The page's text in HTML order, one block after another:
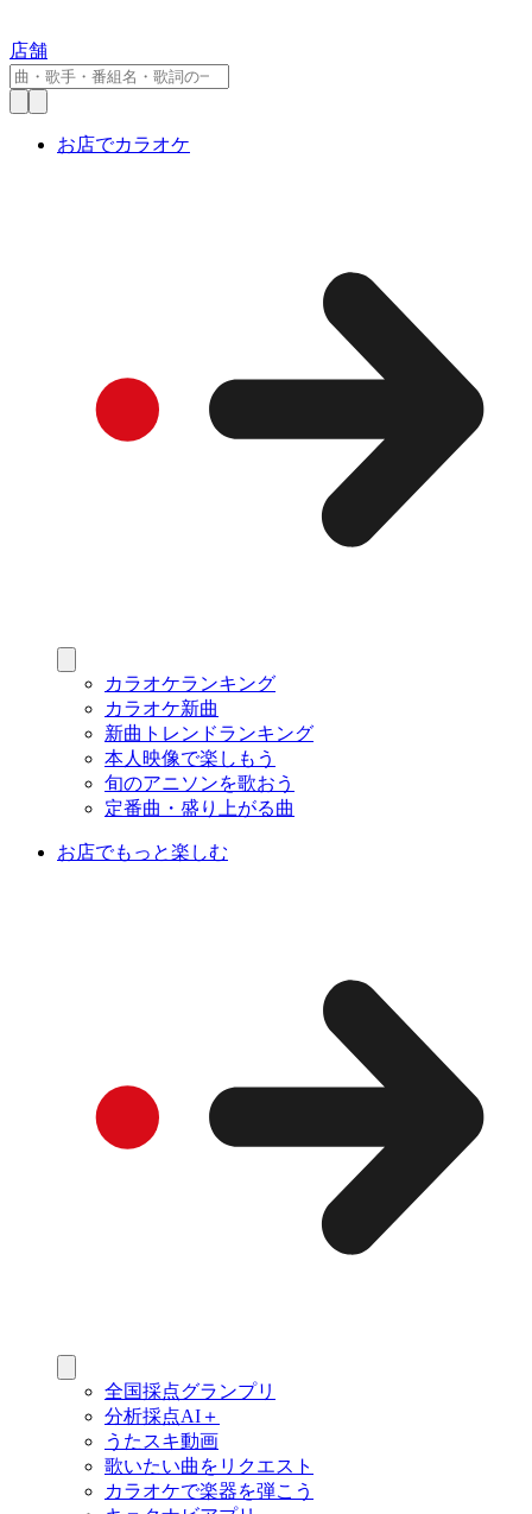
店舗
お店でカラオケ
カラオケランキング
カラオケ新曲
新曲トレンドランキング
本人映像で楽しもう
旬のアニソンを歌おう
定番曲・盛り上がる曲
お店でもっと楽しむ
全国採点グランプリ
分析採点AI＋
うたスキ動画
歌いたい曲をリクエスト
カラオケで楽器を弾こう